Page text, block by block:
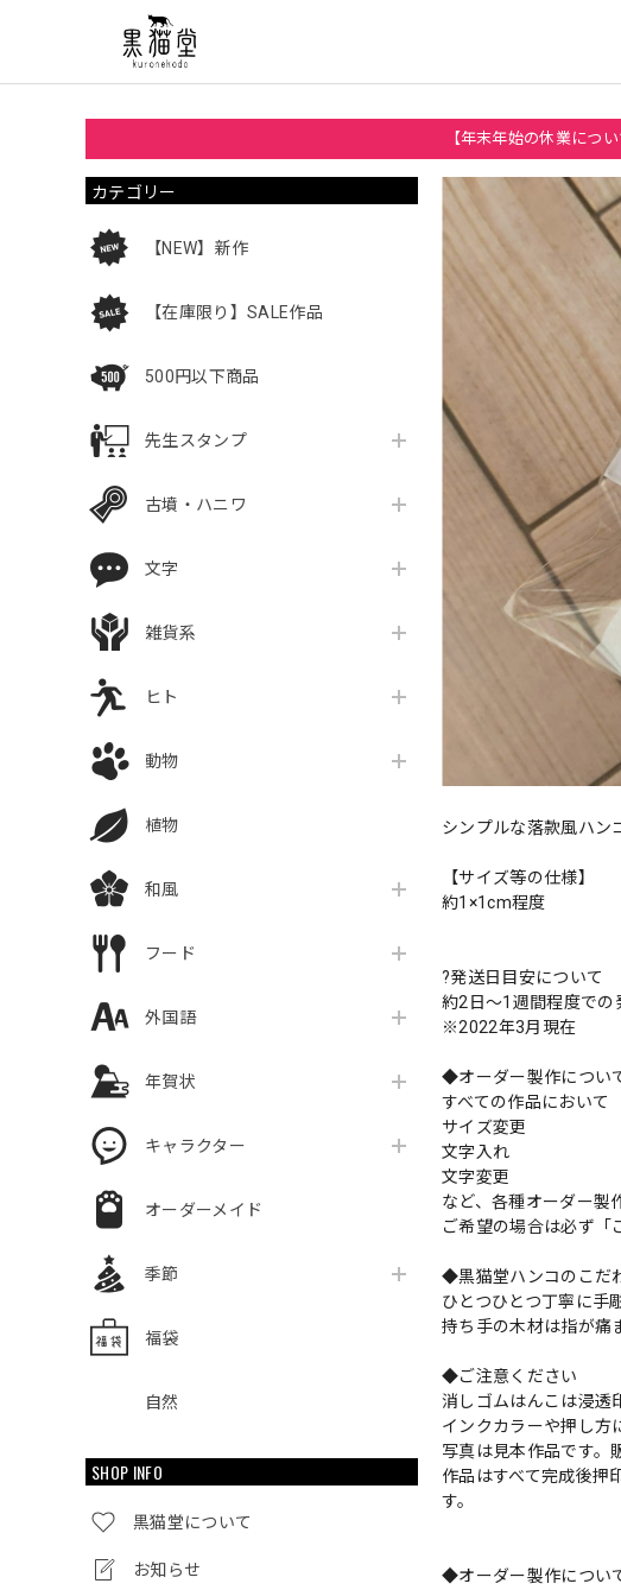
【年末年始の休業につ
カテゴリー
【NEW】新作
【在庫限り】SALE作品
500円以下商品
先生スタンプ
古墳・ハニワ
文字
雑貨系
ヒト
動物
植物
和風
フード
外国語
年賀状
キャラクター
オーダーメイド
季節
福袋
自然
SHOP INFO
黒猫堂について
お知らせ
シンプルな落款風ハン
【サイズ等の仕様】
約1×1cm程度
?発送日目安について
約2日〜1週間程度での
※2022年3月現在
◆オーダー製作につい
すべての作品において
サイズ変更
文字入れ
文字変更
など、各種オーダー製
ご希望の場合は必ず「
◆黒猫堂ハンコのこだ
ひとつひとつ丁寧に手
持ち手の木材は指が痛
◆ご注意ください
消しゴムはんこは浸透
インクカラーや押し方
写真は見本作品です。
作品はすべて完成後押
す。
◆オーダー製作につい